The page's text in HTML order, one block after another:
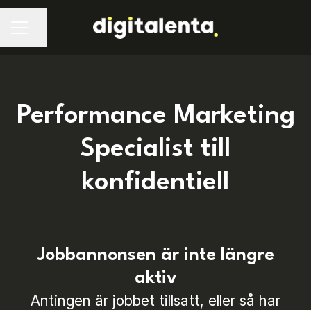
Performance Marketing
Specialist till
konfidentiell
Jobbannonsen är inte längre
aktiv
Antingen är jobbet tillsatt, eller så har